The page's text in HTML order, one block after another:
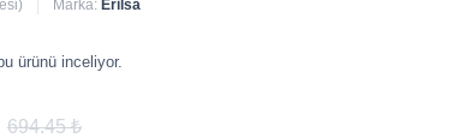
Marka: Erilsa
ürünü inceliyor.
694.45 ₺